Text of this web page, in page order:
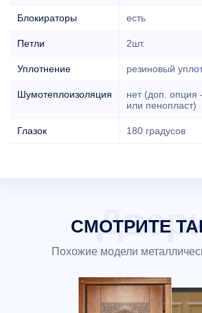
Блокираторы есть
Петли 2шт.
Уплотнение резиновый
Шумотеплоизоляция
нет (доп. опция
или пенопласт)
Глазок 180 градусов
СМОТРИТЕ
Похожие модели